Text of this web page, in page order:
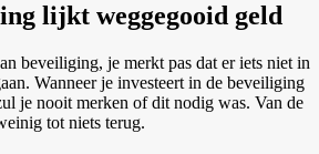
lijkt weggegooid geld
beveiliging, je merkt pas dat er iets niet in
Wanneer je investeert in de beveiliging
je nooit merken of dit nodig was. Van de
tot niets terug.